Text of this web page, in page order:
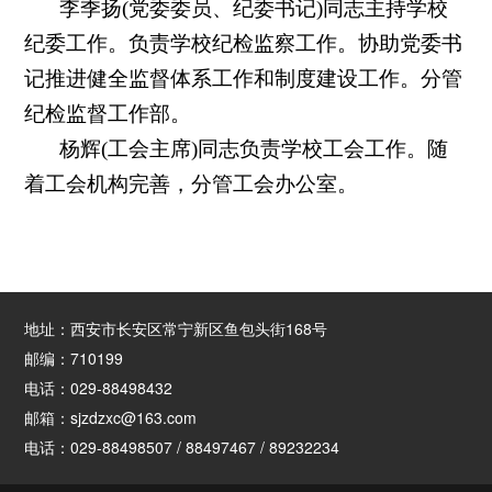
李季扬(党委委员、纪委书记)同志主持学校
纪委工作。负责学校纪检监察工作。协助党委书
记推进健全监督体系工作和制度建设工作。分管
纪检监督工作部。
杨辉(工会主席)同志负责学校工会工作。随
着工会机构完善，分管工会办公室。
地址：西安市长安区常宁新区鱼包头街168号
邮编：710199
电话：029-88498432
邮箱：sjzdzxc@163.com
电话：029-88498507 / 88497467 / 89232234